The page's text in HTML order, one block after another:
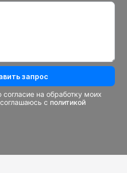
запрос
на обработку моих
с политикой